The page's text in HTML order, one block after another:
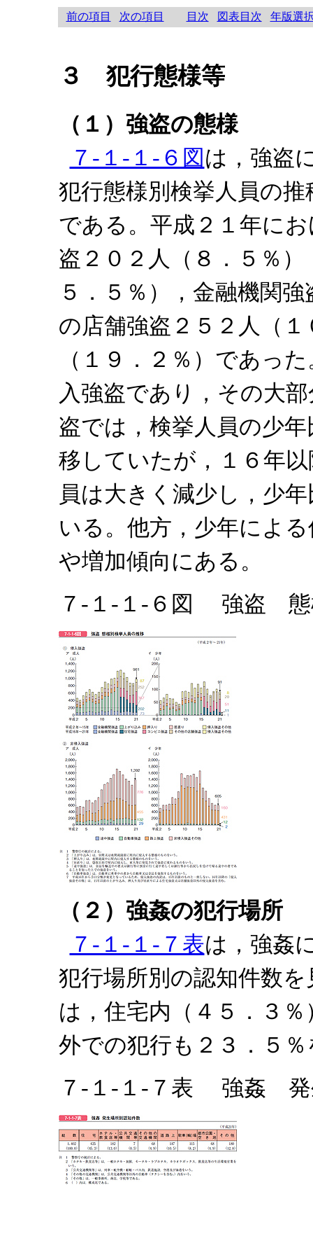
前の項目 次の項目 目次 図表目次 年版選
３ 犯行態様等
（１）強盗の態様
７‐１‐１‐６図は，強盗
犯行態様別検挙人員の
である。平成２１年に
盗２０２人（８．５％
５．５％），金融機関
の店舗強盗２５２人（
（１９．２％）であっ
入強盗であり，その大
盗では，検挙人員の少
移していたが，１６年
員は大きく減少し，少
いる。他方，少年によ
や増加傾向にある。
７‐１‐１‐６図 強盗 態
（２）強姦の犯行場所
７‐１‐１‐７表は，強姦
犯行場所別の認知件数
は，住宅内（４５．３
外での犯行も２３．５
７‐１‐１‐７表 強姦 発